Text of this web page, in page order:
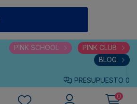
PINK SCHOOL
PINK CLUB
BLOG
PRESUPUESTO 0
0